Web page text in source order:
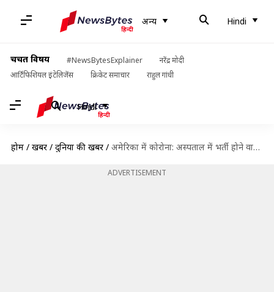
अन्य Hindi
चर्चित विषय #NewsBytesExplainer
नरेंद्र मोदी
आर्टिफिशियल इंटेलिजेंस
क्रिकेट समाचार राहुल गांधी
Hindi
होम / खबरें / दुनिया की खबरें / अमेरिका में कोरोना: अस्पताल में भर्ती होने वाले मरीज बढ़े, स्वास्थ्य विभाग ने जारी की चेतावनी
ADVERTISEMENT